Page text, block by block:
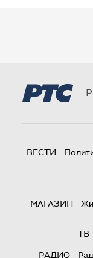
ВЕСТИ
МАГАЗИН
ТВ
РАДИО